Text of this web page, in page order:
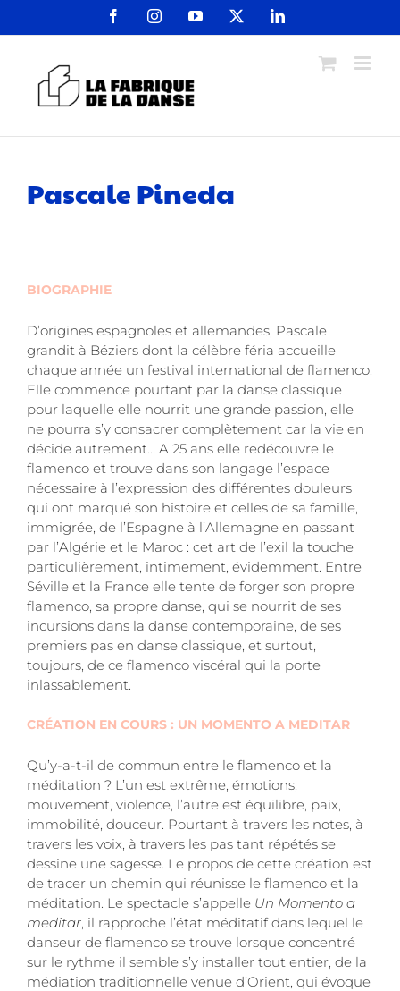
FacebookInstagramYouTube LinkedIn
Pascale Pineda
BIOGRAPHIE
D’origines espagnoles et allemandes, Pascale
grandit à Béziers dont la célèbre féria accueille
chaque année un festival international de flamenco.
Elle commence pourtant par la danse classique
pour laquelle elle nourrit une grande passion, elle
ne pourra s’y consacrer complètement car la vie en
décide autrement… A 25 ans elle redécouvre le
flamenco et trouve dans son langage l’espace
nécessaire à l’expression des différentes douleurs
qui ont marqué son histoire et celles de sa famille,
immigrée, de l’Espagne à l’Allemagne en passant
par l’Algérie et le Maroc : cet art de l’exil la touche
particulièrement, intimement, évidemment. Entre
Séville et la France elle tente de forger son propre
flamenco, sa propre danse, qui se nourrit de ses
incursions dans la danse contemporaine, de ses
premiers pas en danse classique, et surtout,
toujours, de ce flamenco viscéral qui la porte
inlassablement.
CRÉATION EN COURS : UN MOMENTO A MEDITAR
Qu’y-a-t-il de commun entre le flamenco et la
méditation ? L’un est extrême, émotions,
mouvement, violence, l’autre est équilibre, paix,
immobilité, douceur. Pourtant à travers les notes, à
travers les voix, à travers les pas tant répétés se
dessine une sagesse. Le propos de cette création est
de tracer un chemin qui réunisse le flamenco et la
méditation. Le spectacle s’appelle Un Momento a
meditar , il rapproche l’état méditatif dans lequel le
danseur de flamenco se trouve lorsque concentré
sur le rythme il semble s’y installer tout entier, de la
médiation traditionnelle venue d’Orient, qui évoque